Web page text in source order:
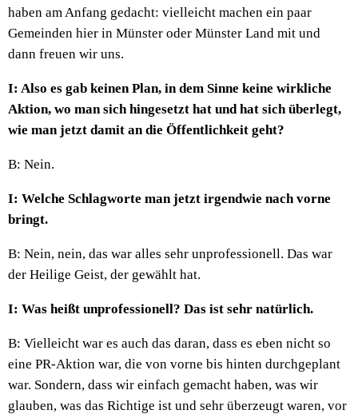
haben am Anfang gedacht: vielleicht machen ein paar
Gemeinden hier in Münster oder Münster Land mit und
dann freuen wir uns.
I: Also es gab keinen Plan, in dem Sinne keine wirkliche
Aktion, wo man sich hingesetzt hat und hat sich überlegt,
wie man jetzt damit an die Öffentlichkeit geht?
B: Nein.
I: Welche Schlagworte man jetzt irgendwie nach vorne
bringt.
B: Nein, nein, das war alles sehr unprofessionell. Das war
der Heilige Geist, der gewählt hat.
I: Was heißt unprofessionell? Das ist sehr natürlich.
B: Vielleicht war es auch das daran, dass es eben nicht so
eine PR-Aktion war, die von vorne bis hinten durchgeplant
war. Sondern, dass wir einfach gemacht haben, was wir
glauben, was das Richtige ist und sehr überzeugt waren, vor